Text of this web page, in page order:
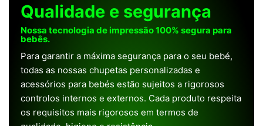
Qualidade e segurança
Nossa tecnologia de impressão 100% segura para
bebês.
Para garantir a máxima segurança para o seu bebé,
todas as nossas chupetas personalizadas e
acessórios para bebés estão sujeitos a rigorosos
controlos internos e externos. Cada produto respeita
os requisitos mais rigorosos em termos de